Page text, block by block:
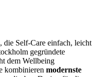
die Self-Care einfach, leicht
gegründete
dem Wellbeing
kombinieren modernste